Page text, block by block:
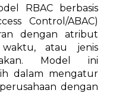
RBAC berbasis
Control/ABAC)
dengan atribut
atau jenis
Model ini
dalam mengatur
dengan